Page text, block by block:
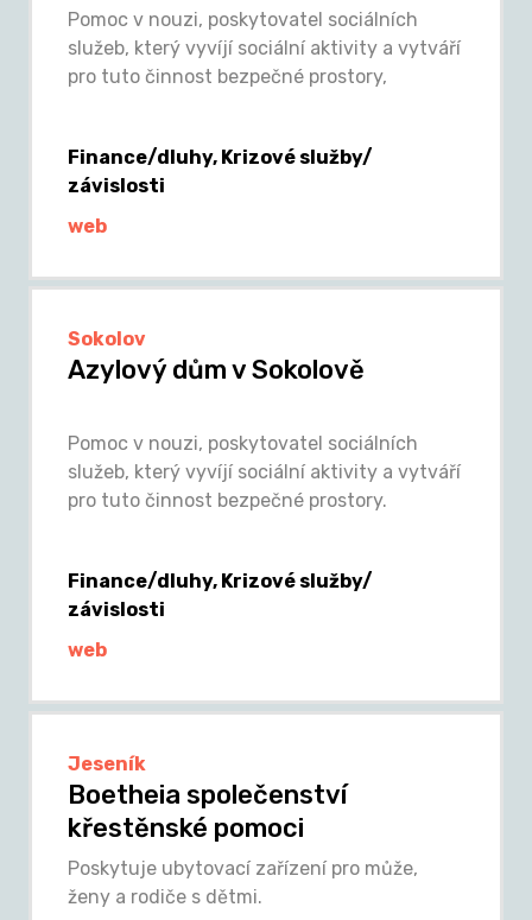
Pomoc v nouzi, poskytovatel sociálních
služeb, který vyvíjí sociální aktivity a vytváří
pro tuto činnost bezpečné prostory,
Finance/dluhy, Krizové služby/
závislosti
web
Sokolov
Azylový dům v Sokolově
Pomoc v nouzi, poskytovatel sociálních
služeb, který vyvíjí sociální aktivity a vytváří
pro tuto činnost bezpečné prostory.
Finance/dluhy, Krizové služby/
závislosti
web
Jeseník
Boetheia společenství
křestěnské pomoci
Poskytuje ubytovací zařízení pro může,
ženy a rodiče s dětmi.